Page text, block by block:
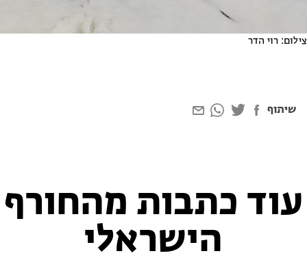
צילום: רוי הדר
שיתוף
עוד כתבות מהחורף
הישראלי